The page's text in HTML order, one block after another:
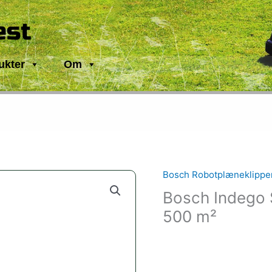
Om
Bosch
Bosch
500 m²